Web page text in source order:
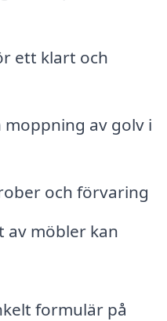
ett klart och
av golv i
och förvaring
av möbler kan
formulär på